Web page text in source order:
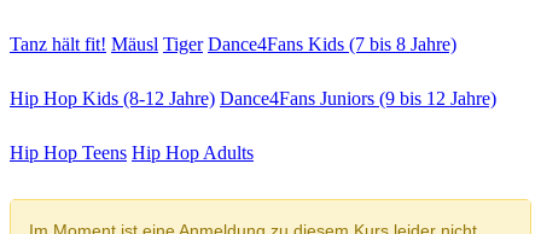
Tanz hält fit! Mäusl Tiger Dance4Fans Kids (7 bis 8 Jahre)
Hip Hop Kids (8-12 Jahre) Dance4Fans Juniors (9 bis 12 Jahre)
Hip Hop Teens Hip Hop Adults